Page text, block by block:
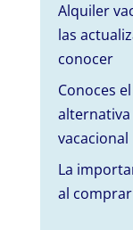
Alquiler
las
conocer
Conoces
vacacional
La
al